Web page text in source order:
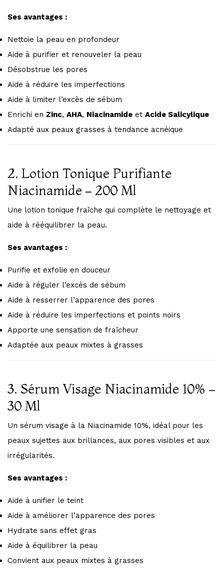
Ses avantages :
Nettoie la peau en profondeur
Aide à purifier et renouveler la peau
Désobstrue les pores
Aide à réduire les imperfections
Aide à limiter l’excès de sébum
Enrichi en Zinc, AHA, Niacinamide et Acide Salicylique
Adapté aux peaux grasses à tendance acnéique
2. Lotion Tonique Purifiante
Niacinamide – 200 Ml
Une lotion tonique fraîche qui complète le nettoyage et
aide à rééquilibrer la peau.
Ses avantages :
Purifie et exfolie en douceur
Aide à réguler l’excès de sébum
Aide à resserrer l’apparence des pores
Aide à réduire les imperfections et points noirs
Apporte une sensation de fraîcheur
Adaptée aux peaux mixtes à grasses
3. Sérum Visage Niacinamide 10% –
30 Ml
Un sérum visage à la Niacinamide 10%, idéal pour les
peaux sujettes aux brillances, aux pores visibles et aux
irrégularités.
Ses avantages :
Aide à unifier le teint
Aide à améliorer l’apparence des pores
Hydrate sans effet gras
Aide à équilibrer la peau
Convient aux peaux mixtes à grasses